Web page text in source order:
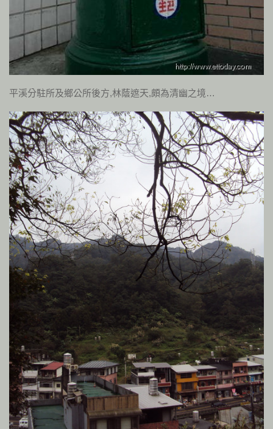
平溪分駐所及鄉公所後方,林蔭遮天,頗為清幽之境…